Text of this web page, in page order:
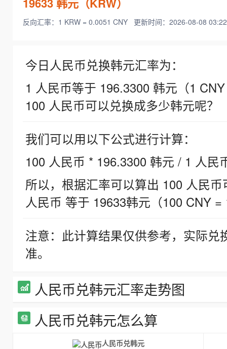
反向汇率：1 KRW = 0.0051 CNY 更新时间：2026-08-08
今日人民币兑换韩元汇率为：
1 人民币等于 196.3300 韩元（1
100 人民币可以兑换成多少韩元呢？
我们可以用以下公式进行计算：
100 人民币 * 196.3300 韩元 / 1 人民
所以，根据汇率可以算出 100 人民
人民币 等于 19633韩元（100 CNY =
注意：此计算结果仅供参考，实际
准。
人民币兑韩元汇率走势图
人民币兑韩元怎么算
人民币兑韩元